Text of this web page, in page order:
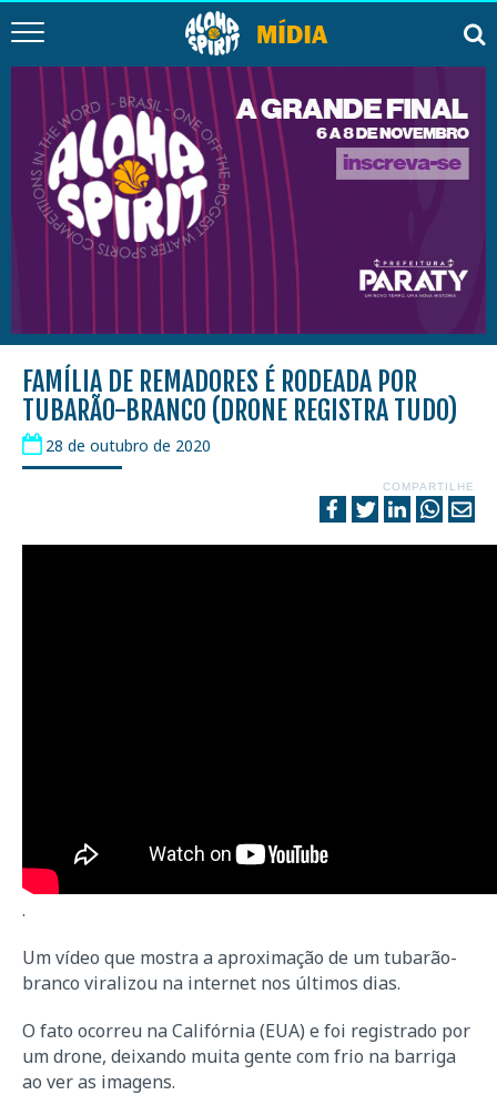
FAMÍLIA DE REMADORES É RODEADA POR
TUBARÃO-BRANCO (DRONE REGISTRA TUDO)
28 de outubro de 2020
COMPARTILHE
.
Um vídeo que mostra a aproximação de um tubarão-
branco viralizou na internet nos últimos dias.
O fato ocorreu na Califórnia (EUA) e foi registrado por
um drone, deixando muita gente com frio na barriga
ao ver as imagens.